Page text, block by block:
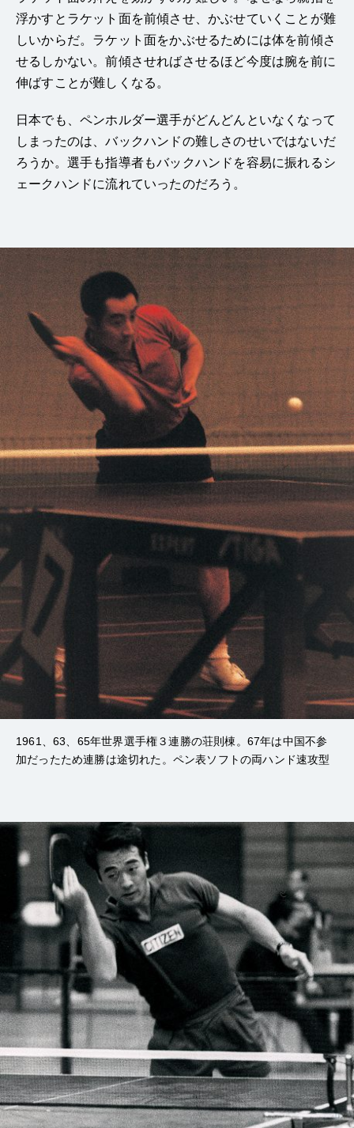
浮かすとラケット面を前傾させ、かぶせていくことが難
しいからだ。ラケット面をかぶせるためには体を前傾さ
せるしかない。前傾させればさせるほど今度は腕を前に
伸ばすことが難しくなる。
日本でも、ペンホルダー選手がどんどんといなくなって
しまったのは、バックハンドの難しさのせいではないだ
ろうか。選手も指導者もバックハンドを容易に振れるシ
ェークハンドに流れていったのだろう。
1961、63、65年世界選手権３連勝の荘則棟。67年は中国不参
加だったため連勝は途切れた。ペン表ソフトの両ハンド速攻型